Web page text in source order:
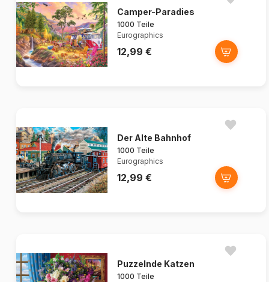
Camper-Paradies
1000 Teile
Eurographics
12,99 €
Der Alte Bahnhof
1000 Teile
Eurographics
12,99 €
Puzzelnde Katzen
1000 Teile